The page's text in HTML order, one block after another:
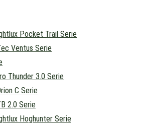
Pocket Trail Serie
Ventus Serie
Thunder 3.0 Serie
C Serie
2.0 Serie
Hoghunter Serie